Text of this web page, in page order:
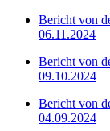
Bericht von
06.11.2024
Bericht von
09.10.2024
Bericht von
04.09.2024